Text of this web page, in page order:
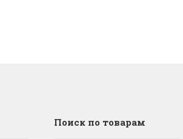
Поиск по товарам